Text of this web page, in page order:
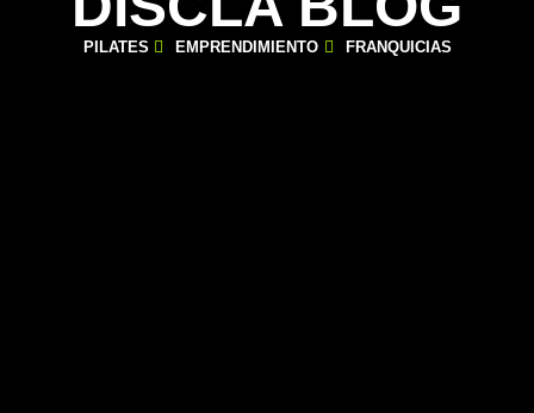
PILATES EMPRENDIMIENTO FRANQUICIAS